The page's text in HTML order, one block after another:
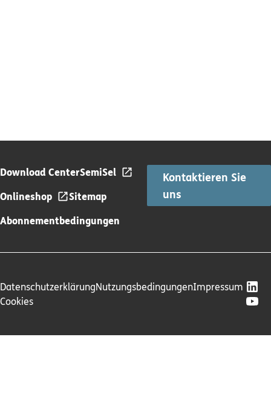
Download CenterSemiSel
Onlineshop
Sitemap
Abonnementbedingungen
Kontaktieren Sie
uns
DatenschutzerklärungNutzungsbedingungenImpressum
Cookies